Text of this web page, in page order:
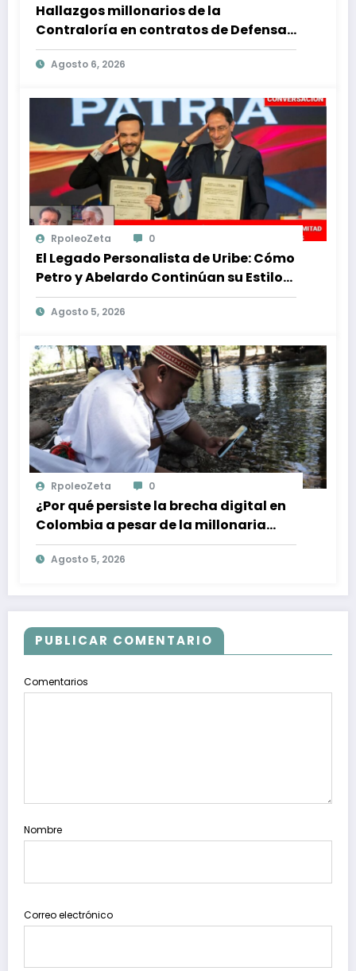
Hallazgos millonarios de la
Contraloría en contratos de Defensa:
$1 billón en riesgo y denuncias
alarmantes
Agosto 6, 2026
RpoleoZeta 0
El Legado Personalista de Uribe: Cómo
Petro y Abelardo Continúan su Estilo
de Gobierno
Agosto 5, 2026
RpoleoZeta 0
¿Por qué persiste la brecha digital en
Colombia a pesar de la millonaria
inversión en conectividad?
Agosto 5, 2026
PUBLICAR COMENTARIO
Comentarios
Nombre
Correo electrónico